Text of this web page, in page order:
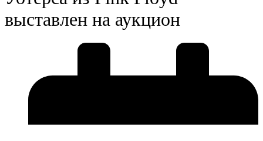
выставлен на аукцион